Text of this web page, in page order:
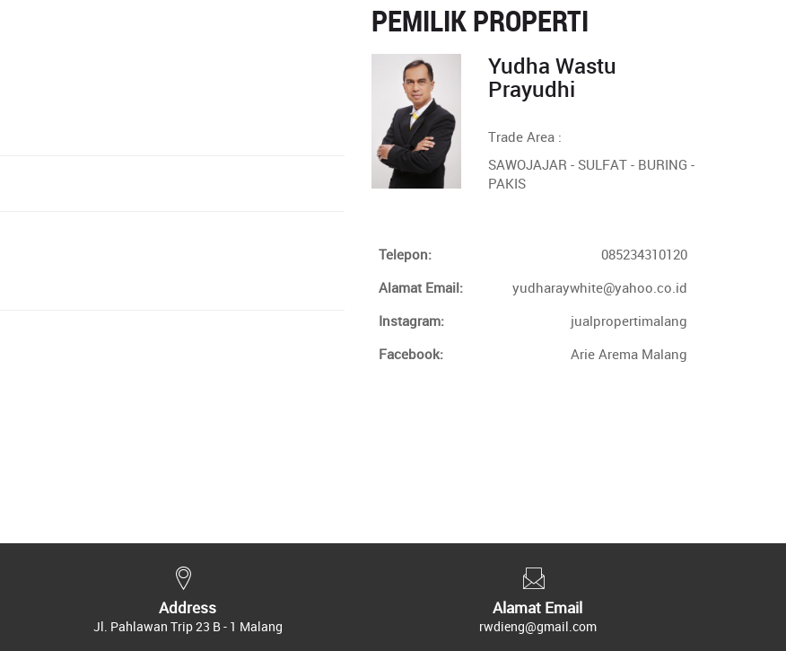
PEMILIK PROPERTI
Yudha Wastu
Prayudhi
Trade Area :
SAWOJAJAR - SULFAT - BURING -
PAKIS
Telepon:
085234310120
Alamat Email:
yudharaywhite@yahoo.co.id
Instagram:
jualpropertimalang
Facebook:
Arie Arema Malang
Address
Jl. Pahlawan Trip 23 B - 1 Malang
Alamat Email
rwdieng@gmail.com